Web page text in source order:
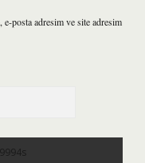
e-posta adresim ve site adresim